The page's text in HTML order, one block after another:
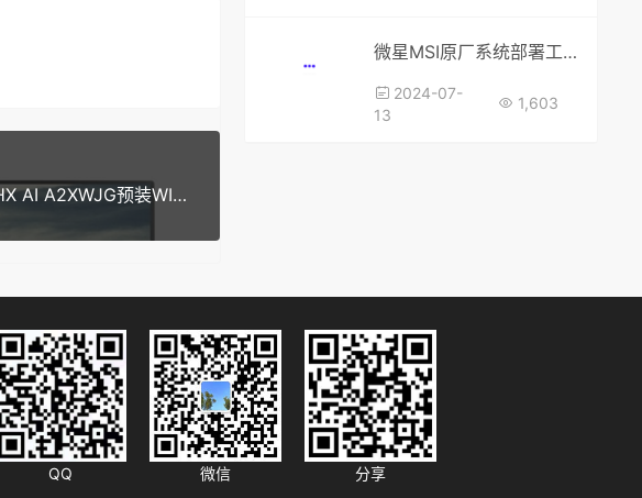
微星原厂系统泰坦18 Titan 18 HX AI A2XWJG预装WIN11-家庭中文版带F3恢复功能
微星MSI原厂系统部署工具，可重建一键还原和出厂系统，创建F3 一键恢复功能
2024-07-
13
1,603
QQ
微信 分享